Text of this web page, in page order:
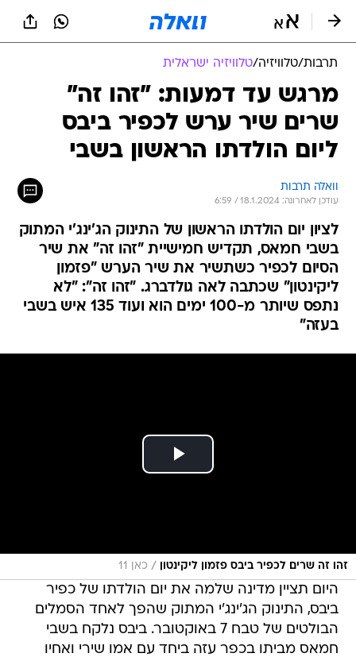
תרבות/טלוויזיה/טלוויזיה ישראלית
מרגש עד דמעות: "זהו זה"
שרים שיר ערש לכפיר ביבס
ליום הולדתו הראשון בשבי
וואלה תרבות
עודכן לאחרונה: 18.1.2024 / 6:59
לציון יום הולדתו הראשון של התינוק הג'ינג'י המתוק
בשבי חמאס, תקדיש חמישיית "זהו זה" את שיר
הסיום לכפיר כשתשיר את שיר הערש "פזמון
ליקינטון" שכתבה לאה גולדברג. "זהו זה": "לא
נתפס שיותר מ-100 ימים הוא ועוד 135 איש בשבי
בעזה"
זהו זה שרים לכפיר ביבס פזמון ליקינטון / כאן 11
היום תציין מדינה שלמה את יום הולדתו של כפיר
ביבס, התינוק הג'ינג'י המתוק שהפך לאחד הסמלים
הבולטים של טבח 7 באוקטובר. ביבס נלקח בשבי
חמאס מביתו בכפר עזה ביחד עם אמו שירי ואחיו